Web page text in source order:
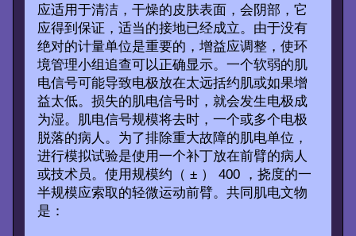
应适用于清洁，干燥的皮肤表面，会阴部，它
应得到保证，适当的接地已经成立。由于没有
绝对的计量单位是重要的，增益应调整，使环
境管理小组追查可以正确显示。一个软弱的肌
电信号可能导致电极放在太远括约肌或如果增
益太低。损失的肌电信号时，就会发生电极成
为湿。肌电信号规模将去时，一个或多个电极
脱落的病人。为了排除重大故障的肌电单位，
进行模拟试验是使用一个补丁放在前臂的病人
或技术员。使用规模约（ ± ） 400 ，挠度的一
半规模应索取的轻微运动前臂。共同肌电文物
是：